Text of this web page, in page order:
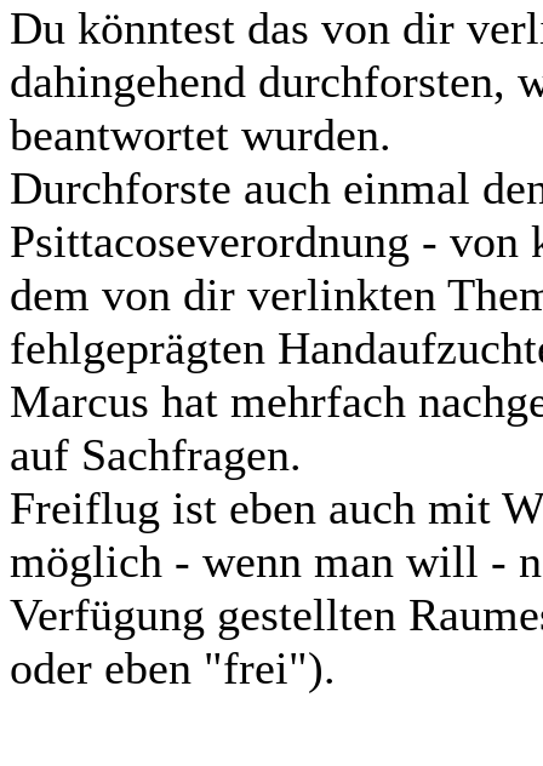
Du könntest das von dir
dahingehend durchforsten,
beantwortet wurden.
Durchforste auch einmal
Psittacoseverordnung -
dem von dir verlinkten
fehlgeprägten
Marcus hat mehrfach
auf Sachfragen.
Freiflug ist eben auch mit
möglich - wenn man will -
Verfügung gestellten
oder eben "frei").